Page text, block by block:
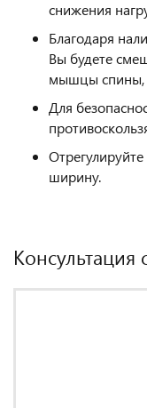
снижения
Благодаря
Вы будете
мышцы спины,
Для
ширину.
Консультация